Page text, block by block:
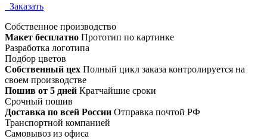
Заказать
Собственное производство
Макет бесплатно Прототип по картинке
Разработка логотипа
Подбор цветов
Собственный цех Полный цикл заказа контролируется на
своем производстве
Пошив от 5 дней Кратчайшие сроки
Срочный пошив
Доставка по всей России Отправка почтой РФ
Транспортной компанией
Самовывоз из офиса